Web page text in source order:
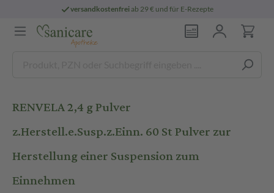
versandkostenfreiab 29 € und für E-Rezepte
RENVELA 2,4 g Pulver
z.Herstell.e.Susp.z.Einn. 60 St Pulver zur
Herstellung einer Suspension zum
Einnehmen